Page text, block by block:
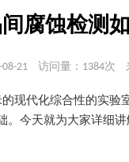
腐蚀检测
21 访问量：1384次
现代化综合性的实
。今天就为大家详细讲